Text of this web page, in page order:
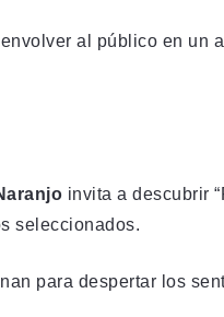
al público en un
invita a descubrir
seleccionados.
para despertar los